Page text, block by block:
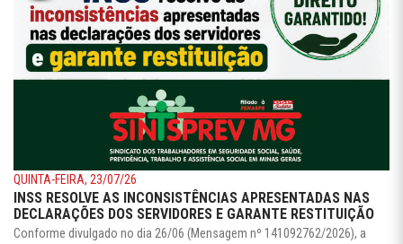
QUINTA-FEIRA, 23/07/26
INSS RESOLVE AS INCONSISTÊNCIAS APRESENTADAS NAS
DECLARAÇÕES DOS SERVIDORES E GARANTE RESTITUIÇÃO
Conforme divulgado no dia 26/06 (Mensagem nº 141092762/2026), a